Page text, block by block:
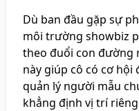
Dù ban đầu gặp sự
môi trường showbiz
theo đuổi con đường
này giúp cô có cơ hội
quản lý người mẫu
khẳng định vị trí